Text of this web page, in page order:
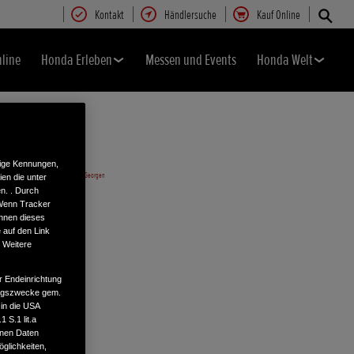
Kontakt Händlersuche Kauf Online
Honda Erleben Messen und Events Honda Welt
Kennungen,
die unter
. Durch
Tracker
dieses
auf den Link
Weitere
Endeinrichtung
gem.
die USA
S.1 lit.a
Daten